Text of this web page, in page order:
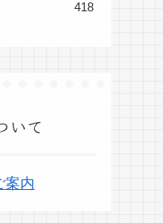
418
いて
案内